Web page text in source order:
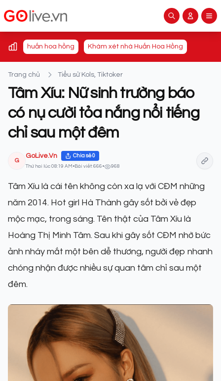
huấn hoa hồng Khám xét nhà Huấn Hoa Hồng
Trang chủ Tiểu sử Kols, Tiktoker
Tâm Xíu: Nữ sinh trường báo
có nụ cười tỏa nắng nổi tiếng
chỉ sau một đêm
G
GoLive.Vn Chia sẻ0
Thứ hai lúc 08:19 AM • Bài viết: 666 • 968
Tâm Xíu là cái tên không còn xa lạ với CĐM những
năm 2014. Hot girl Hà Thành gây sốt bởi vẻ đẹp
mộc mạc, trong sáng. Tên thật của Tâm Xíu là
Hoàng Thị Minh Tâm. Sau khi gây sốt CĐM nhờ bức
ảnh nháy mắt một bên dễ thương, người đẹp nhanh
chóng nhận được nhiều sự quan tâm chỉ sau một
đêm.